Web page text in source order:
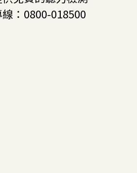
： 0800-018500